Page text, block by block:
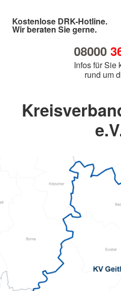
Kostenlose DRK-Hotline.
Wir beraten Sie gerne.
08000
Infos für Sie
rund um